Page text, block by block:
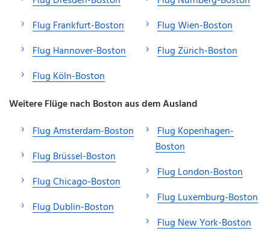
Flug Frankfurt-Boston
Flug Hannover-Boston
Flug Köln-Boston
Flug Wien-Boston
Flug Zürich-Boston
Weitere Flüge nach Boston aus dem Ausland
Flug Amsterdam-Boston
Flug Brüssel-Boston
Flug Chicago-Boston
Flug Dublin-Boston
Flug Kopenhagen-
Boston
Flug London-Boston
Flug Luxemburg-Boston
Flug New York-Boston